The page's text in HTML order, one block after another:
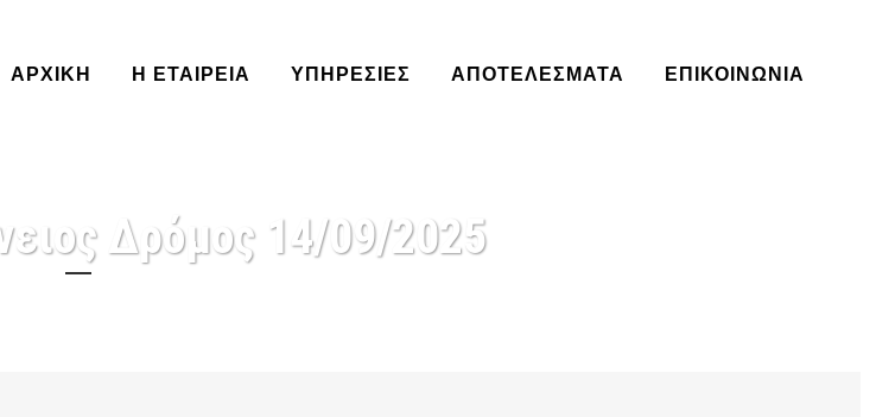
ΑΡΧΙΚΗ Η ΕΤΑΙΡΕΙΑ ΥΠΗΡΕΣΊΕΣ ΑΠΟΤΕΛΈΣΜΑΤΑ ΕΠΙΚΟΙΝΩΝΙΑ
Δρόμος 14/09/2025